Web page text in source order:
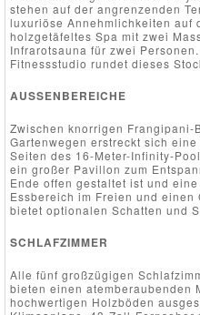
stehen auf der angrenzenden
luxuriöse Annehmlichkeiten auf
holzgetäfeltes Spa mit zwei
Infrarotsauna für zwei
Fitnessstudio rundet dieses
AUSSENBEREICHE
Zwischen knorrigen Frangipani-
Gartenwegen erstreckt sich
Seiten des 16-Meter-Infinity-
ein großer Pavillon zum
Ende offen gestaltet ist und
Essbereich im Freien und
bietet optionalen Schatten und
SCHLAFZIMMER
Alle fünf großzügigen
bieten einen atemberaubenden
hochwertigen Holzböden